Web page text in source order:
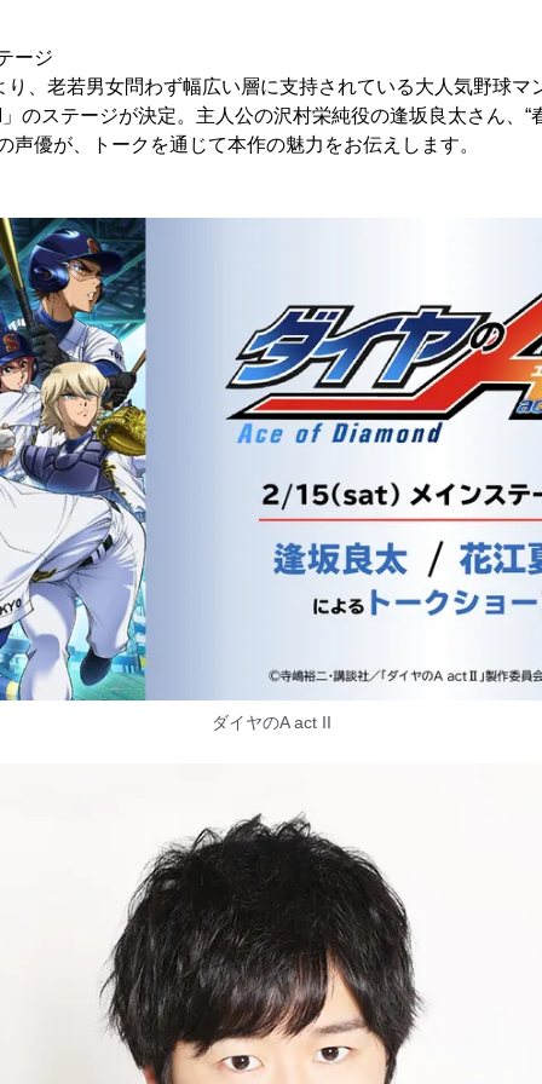
ージ
り、老若男女問わず幅広い層に支持されている大人気野球マ
のステージが決定。主人公の沢村栄純役の逢坂良太さん、“
声優が、トークを通じて本作の魅力をお伝えします。
ダイヤのA act II